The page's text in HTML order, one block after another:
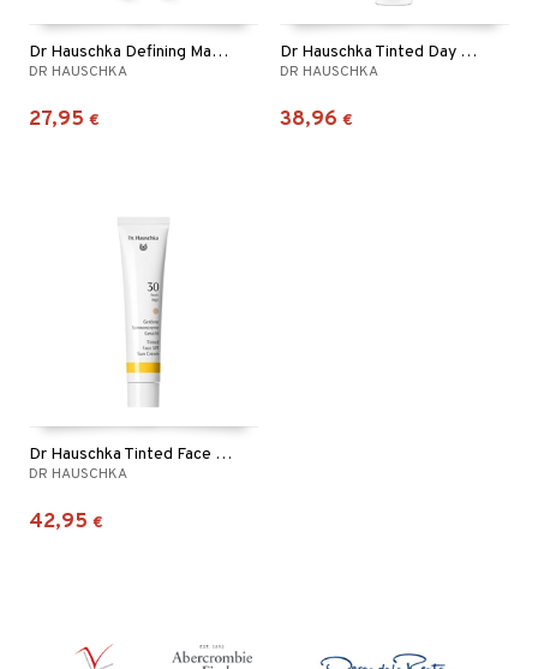
Dr Hauschka Defining Mascara
DR HAUSCHKA
27,95 €
Dr Hauschka Tinted Day Cream
DR HAUSCHKA
38,96 €
Dr Hauschka Tinted Face Sun Cream SPF30
DR HAUSCHKA
42,95 €